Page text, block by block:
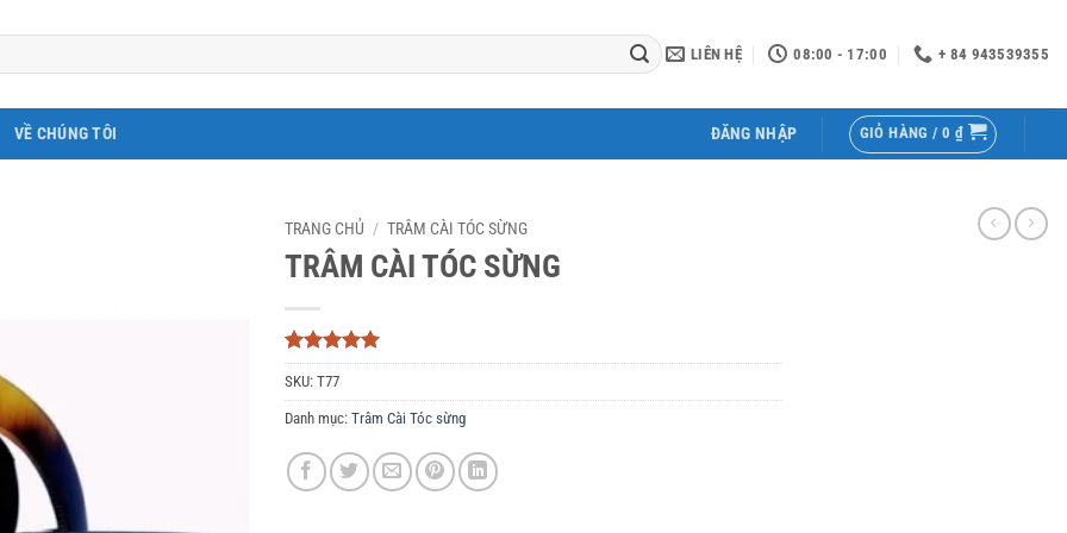
LIÊN HỆ 08:00 - 17:00 + 84 943539355
VỀ CHÚNG TÔI ĐĂNG NHẬP GIỎ HÀNG / 0 ₫
TRANG CHỦ / TRÂM CÀI TÓC SỪNG
TRÂM CÀI TÓC SỪNG
5trên 5
dựa trên
3
đánh giá
SKU: T77
Danh mục: Trâm Cài Tóc sừng